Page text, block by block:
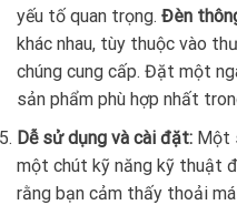
yếu tố quan trọng. Đèn
khác nhau, tùy thuộc vào
chúng cung cấp. Đặt một
sản phẩm phù hợp nhất
Dễ sử dụng và cài đặt: Một
một chút kỹ năng kỹ thuật
rằng bạn cảm thấy thoải